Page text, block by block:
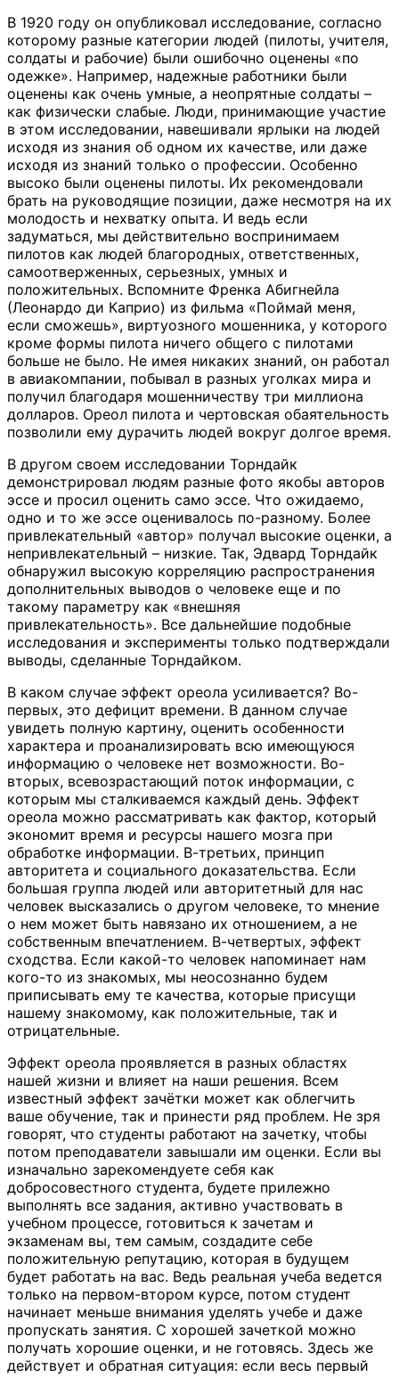
В 1920 году он опубликовал исследование, согласно
которому разные категории людей (пилоты, учителя,
солдаты и рабочие) были ошибочно оценены «по
одежке». Например, надежные работники были
оценены как очень умные, а неопрятные солдаты –
как физически слабые. Люди, принимающие участие
в этом исследовании, навешивали ярлыки на людей
исходя из знания об одном их качестве, или даже
исходя из знаний только о профессии. Особенно
высоко были оценены пилоты. Их рекомендовали
брать на руководящие позиции, даже несмотря на их
молодость и нехватку опыта. И ведь если
задуматься, мы действительно воспринимаем
пилотов как людей благородных, ответственных,
самоотверженных, серьезных, умных и
положительных. Вспомните Френка Абигнейла
(Леонардо ди Каприо) из фильма «Поймай меня,
если сможешь», виртуозного мошенника, у которого
кроме формы пилота ничего общего с пилотами
больше не было. Не имея никаких знаний, он работал
в авиакомпании, побывал в разных уголках мира и
получил благодаря мошенничеству три миллиона
долларов. Ореол пилота и чертовская обаятельность
позволили ему дурачить людей вокруг долгое время.
В другом своем исследовании Торндайк
демонстрировал людям разные фото якобы авторов
эссе и просил оценить само эссе. Что ожидаемо,
одно и то же эссе оценивалось по-разному. Более
привлекательный «автор» получал высокие оценки, а
непривлекательный – низкие. Так, Эдвард Торндайк
обнаружил высокую корреляцию распространения
дополнительных выводов о человеке еще и по
такому параметру как «внешняя
привлекательность». Все дальнейшие подобные
исследования и эксперименты только подтверждали
выводы, сделанные Торндайком.
В каком случае эффект ореола усиливается? Во-
первых, это дефицит времени. В данном случае
увидеть полную картину, оценить особенности
характера и проанализировать всю имеющуюся
информацию о человеке нет возможности. Во-
вторых, всевозрастающий поток информации, с
которым мы сталкиваемся каждый день. Эффект
ореола можно рассматривать как фактор, который
экономит время и ресурсы нашего мозга при
обработке информации. В-третьих, принцип
авторитета и социального доказательства. Если
большая группа людей или авторитетный для нас
человек высказались о другом человеке, то мнение
о нем может быть навязано их отношением, а не
собственным впечатлением. В-четвертых, эффект
сходства. Если какой-то человек напоминает нам
кого-то из знакомых, мы неосознанно будем
приписывать ему те качества, которые присущи
нашему знакомому, как положительные, так и
отрицательные.
Эффект ореола проявляется в разных областях
нашей жизни и влияет на наши решения. Всем
известный эффект зачётки может как облегчить
ваше обучение, так и принести ряд проблем. Не зря
говорят, что студенты работают на зачетку, чтобы
потом преподаватели завышали им оценки. Если вы
изначально зарекомендуете себя как
добросовестного студента, будете прилежно
выполнять все задания, активно участвовать в
учебном процессе, готовиться к зачетам и
экзаменам вы, тем самым, создадите себе
положительную репутацию, которая в будущем
будет работать на вас. Ведь реальная учеба ведется
только на первом-втором курсе, потом студент
начинает меньше внимания уделять учебе и даже
пропускать занятия. С хорошей зачеткой можно
получать хорошие оценки, и не готовясь. Здесь же
действует и обратная ситуация: если весь первый